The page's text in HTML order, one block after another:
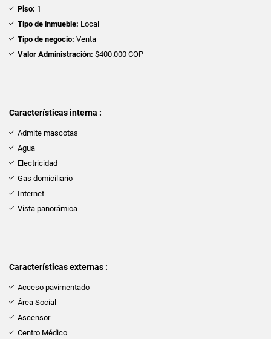
Piso: 1
Tipo de inmueble: Local
Tipo de negocio: Venta
Valor Administración: $400.000 COP
Características interna :
Admite mascotas
Agua
Electricidad
Gas domiciliario
Internet
Vista panorámica
Características externas :
Acceso pavimentado
Área Social
Ascensor
Centro Médico